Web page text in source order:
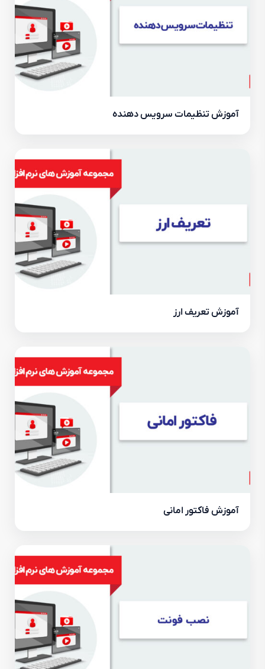
آموزش تنظیمات سرویس دهنده
آموزش تعریف ارز
آموزش فاکتور امانی